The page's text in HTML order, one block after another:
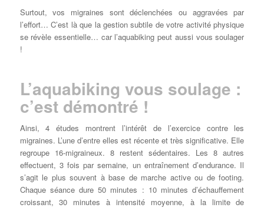
Surtout, vos migraines sont déclenchées ou aggravées par
l’effort… C’est là que la gestion subtile de votre activité physique
se révèle essentielle… car l’aquabiking peut aussi vous soulager
!
L’aquabiking vous soulage :
c’est démontré !
Ainsi, 4 études montrent l’intérêt de l’exercice contre les
migraines. L’une d’entre elles est récente et très significative. Elle
regroupe 16‑migraineux. 8 restent sédentaires. Les 8 autres
effectuent, 3 fois par semaine, un entraînement d’endurance. Il
s’agit le plus souvent à base de marche active ou de footing.
Chaque séance dure 50 minutes : 10 minutes d’échauffement
croissant, 30 minutes à intensité moyenne, à la limite de